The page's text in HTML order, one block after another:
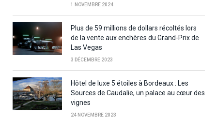
1 NOVEMBRE 2024
Plus de 59 millions de dollars récoltés lors
de la vente aux enchères du Grand-Prix de
Las Vegas
3 DÉCEMBRE 2023
Hôtel de luxe 5 étoiles à Bordeaux : Les
Sources de Caudalie, un palace au cœur des
vignes
24 NOVEMBRE 2023